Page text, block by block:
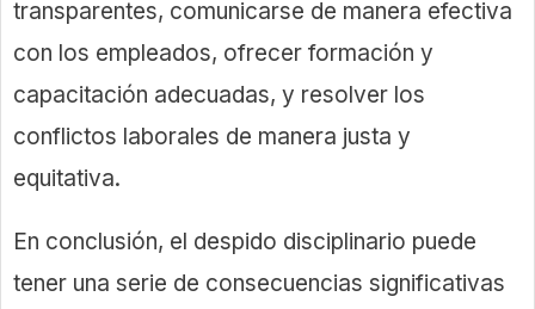
transparentes, comunicarse de manera efectiva
con los empleados, ofrecer formación y
capacitación adecuadas, y resolver los
conflictos laborales de manera justa y
equitativa.
En conclusión, el despido disciplinario puede
tener una serie de consecuencias significativas